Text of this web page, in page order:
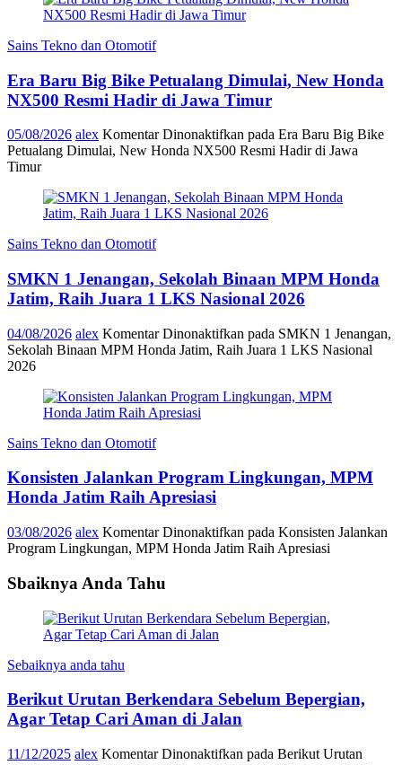
Sains Tekno dan Otomotif
Era Baru Big Bike Petualang Dimulai, New Honda
NX500 Resmi Hadir di Jawa Timur
05/08/2026 alex Komentar Dinonaktifkan pada Era Baru Big Bike
Petualang Dimulai, New Honda NX500 Resmi Hadir di Jawa
Timur
Sains Tekno dan Otomotif
SMKN 1 Jenangan, Sekolah Binaan MPM Honda
Jatim, Raih Juara 1 LKS Nasional 2026
04/08/2026 alex Komentar Dinonaktifkan pada SMKN 1 Jenangan,
Sekolah Binaan MPM Honda Jatim, Raih Juara 1 LKS Nasional
2026
Sains Tekno dan Otomotif
Konsisten Jalankan Program Lingkungan, MPM
Honda Jatim Raih Apresiasi
03/08/2026 alex Komentar Dinonaktifkan pada Konsisten Jalankan
Program Lingkungan, MPM Honda Jatim Raih Apresiasi
Sbaiknya Anda Tahu
Sebaiknya anda tahu
Berikut Urutan Berkendara Sebelum Bepergian,
Agar Tetap Cari Aman di Jalan
11/12/2025 alex Komentar Dinonaktifkan pada Berikut Urutan